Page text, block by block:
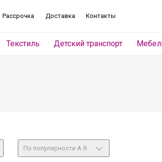
Рассрочка Доставка Контакты
Текстиль Детский транспорт
По популярности А Я